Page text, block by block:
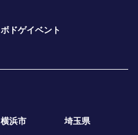
ボドゲイベント
横浜市
埼玉県